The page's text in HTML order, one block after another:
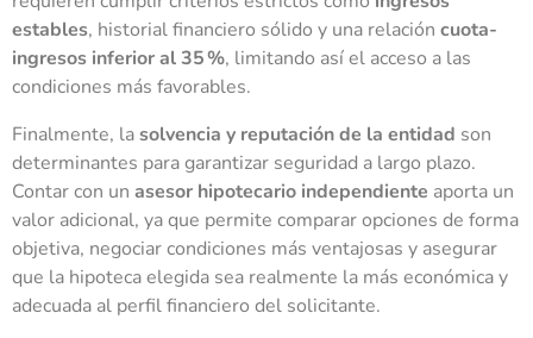
estables, historial financiero sólido y una relación cuota-
ingresos inferior al 35 %, limitando así el acceso a las
condiciones más favorables.
Finalmente, lasolvencia y reputación de la entidad son
determinantes para garantizar seguridad a largo plazo.
Contar con un asesor hipotecario independiente aporta un
valor adicional, ya que permite comparar opciones de forma
objetiva, negociar condiciones más ventajosas y asegurar
que la hipoteca elegida sea realmente la más económica y
adecuada al perfil financiero del solicitante.